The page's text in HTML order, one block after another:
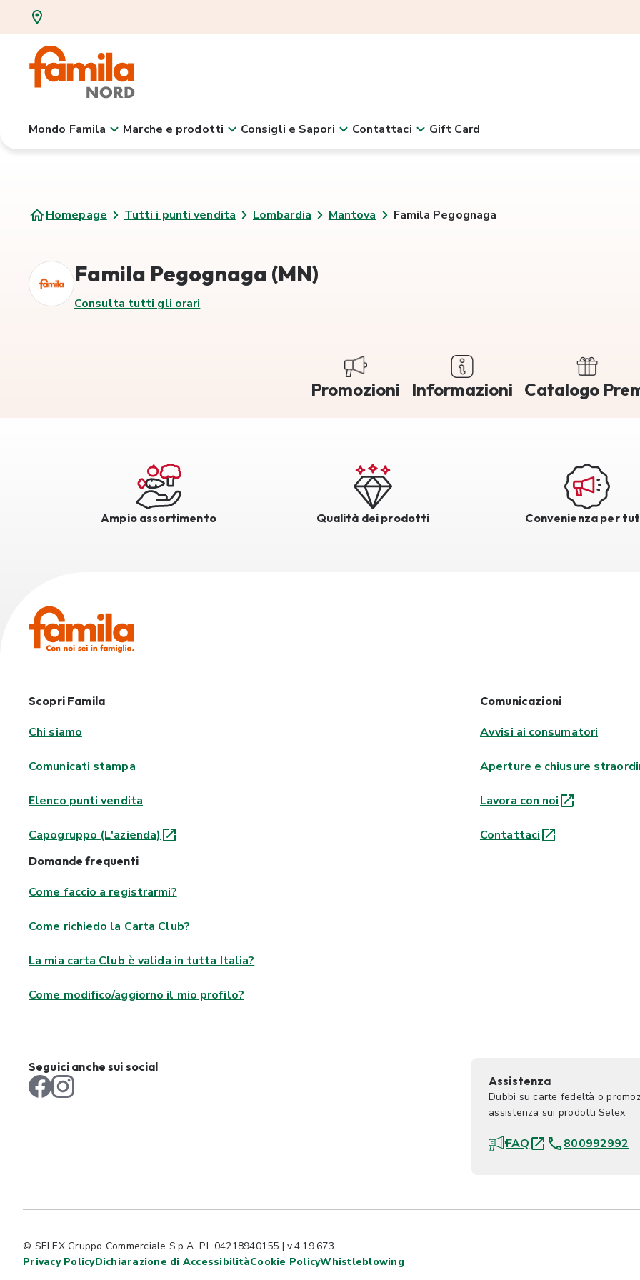
Mondo Famila Marche e prodotti Consigli e Sapori Contattaci Gift Card
Homepage Tutti i punti vendita Lombardia Mantova Famila Pegognaga
Famila Pegognaga (MN)
Consulta tutti gli orari
Promozioni Informazioni Catalogo
Ampio assortimento Qualità dei prodotti Convenienza per
Scopri Famila
Chi siamo
Comunicati stampa
Elenco punti vendita
Capogruppo (L'azienda)
Comunicazioni
Avvisi ai consumatori
Aperture e chiusure
Lavora con noi
Contattaci
Domande frequenti
Come faccio a registrarmi?
Come richiedo la Carta Club?
La mia carta Club è valida in tutta Italia?
Come modifico/aggiorno il mio profilo?
Seguici anche sui social
Assistenza
Dubbi su carte fedeltà o
assistenza sui prodotti Selex.
FAQ 800992992
© SELEX Gruppo Commerciale S.p.A. P.I. 04218940155 | v.4.19.673
Privacy PolicyDichiarazione di AccessibilitàCookie PolicyWhistleblowing